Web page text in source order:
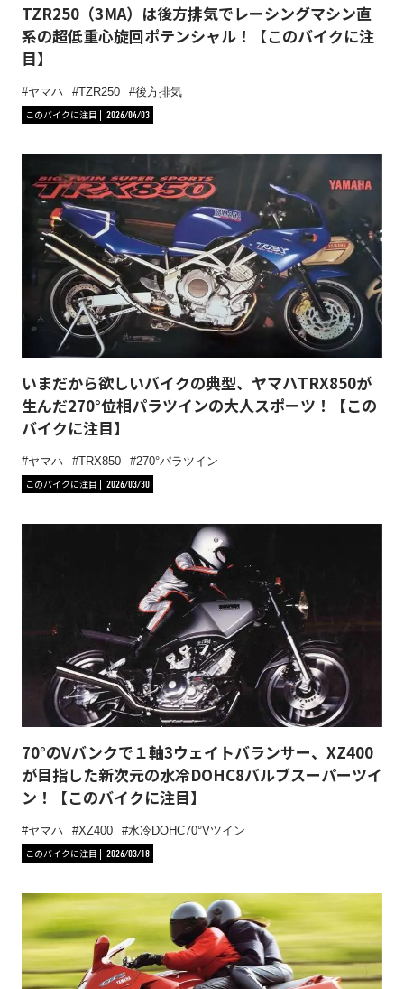
TZR250（3MA）は後方排気でレーシングマシン直
系の超低重心旋回ポテンシャル！【このバイクに注
目】
ヤマハ TZR250
後方排気
このバイクに注目
2026/04/03
いまだから欲しいバイクの典型、ヤマハTRX850が
生んだ270°位相パラツインの大人スポーツ！【この
バイクに注目】
ヤマハ TRX850
270°パラツイン
このバイクに注目
2026/03/30
70°のVバンクで１軸3ウェイトバランサー、XZ400
が目指した新次元の水冷DOHC8バルブスーパーツイ
ン！【このバイクに注目】
ヤマハ XZ400
水冷DOHC70°Vツイン
このバイクに注目
2026/03/18